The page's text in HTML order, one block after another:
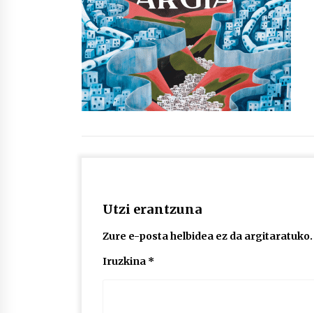
protagonista
2026/07/16
POTTO: San Pedro jaietako bertso-
saioa
2026/07/09
Utzi erantzuna
Zure e-posta helbidea ez da argitaratuko.
Iruzkina *